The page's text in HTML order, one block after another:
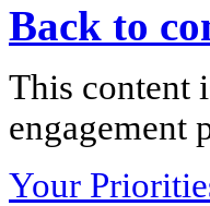
Back to
This content
engagement
Your